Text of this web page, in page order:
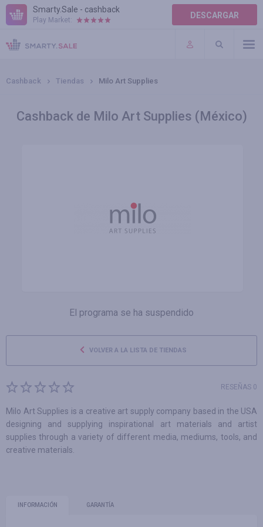
Smarty.Sale - cashback
Play Market: DESCARGAR
AYUDA
TÉRMINOS DE USO
Cashback Tiendas Milo Art Supplies
Cashback de Milo Art Supplies (México)
El programa se ha suspendido
VOLVER A LA LISTA DE TIENDAS
RESEÑAS 0
Milo Art Supplies is a creative art supply company based in the USA
designing and supplying inspirational art materials and artist
supplies through a variety of different media, mediums, tools, and
creative materials.
INFORMACIÓN GARANTÍA